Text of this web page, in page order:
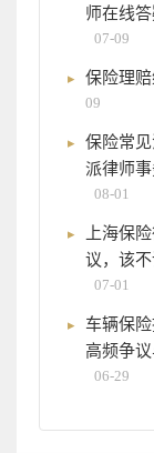
师在线
07-09
保险理
09
保险常
派律师
08-01
上海保
议，该不
07-01
车辆保
高频争
06-29